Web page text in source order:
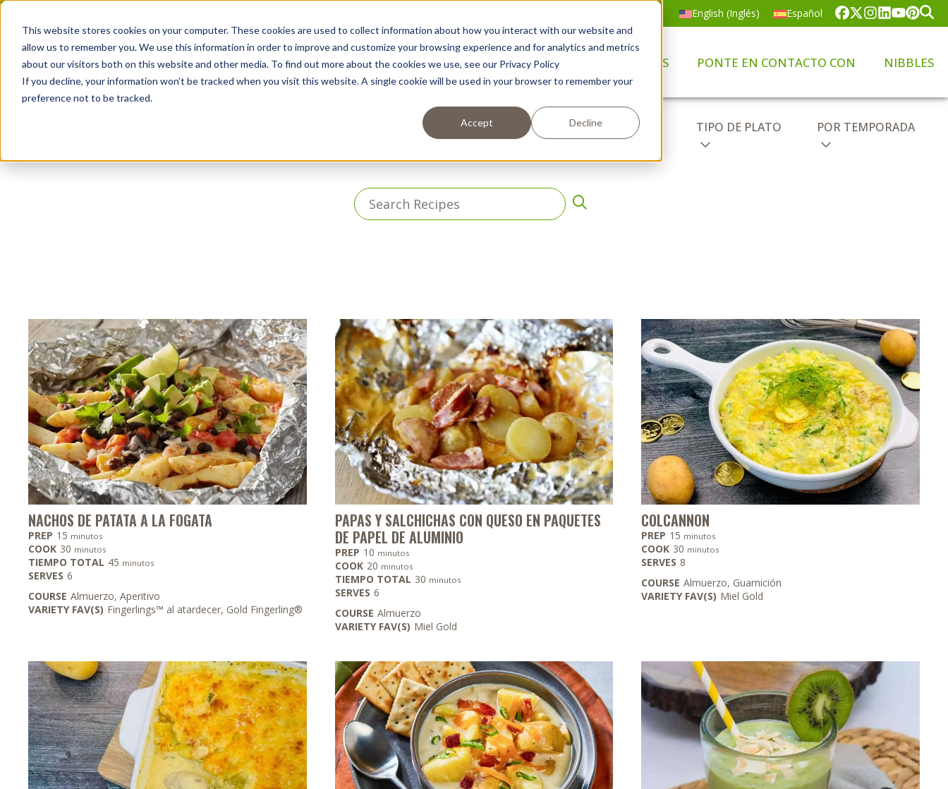
This website stores cookies on your computer. These cookies are used to collect information about how you interact with our website and
allow us to remember you. We use this information in order to improve and customize your browsing experience and for analytics and metrics
about our visitors both on this website and other media. To find out more about the cookies we use, see our Privacy Policy
If you decline, your information won’t be tracked when you visit this website. A single cookie will be used in your browser to remember your
preference not to be tracked.
Accept Decline
Saltar
contenido
English (Inglés) Español
RECETAS PRODUCTOS EMPRESA COMPRAR AHORA CARRERAS PONTE EN CONTACTO CON NIBBLES
MÉTODOS DE COCINA TIPO DE CURSO TIPO DE PLATO POR TEMPORADA
NACHOS DE PATATA A LA FOGATA
PREP 15 minutos
minutos
COOK 30 minutos
minutos
TIEMPO TOTAL 45 minutos
minutos
SERVES 6
COURSE Almuerzo, Aperitivo
VARIETY FAV(S) Fingerlings™ al atardecer, Gold Fingerling®
PAPAS Y SALCHICHAS CON QUESO EN PAQUETES
DE PAPEL DE ALUMINIO
PREP 10minutos
minutos
COOK 20minutos
minutos
TIEMPO TOTAL 30minutos
minutos
SERVES 6
COURSE Almuerzo
VARIETY FAV(S) Miel Gold
COLCANNON
PREP 15 minutos
minutos
COOK 30 minutos
minutos
SERVES 8
COURSE Almuerzo, Guarnición
VARIETY FAV(S) Miel Gold